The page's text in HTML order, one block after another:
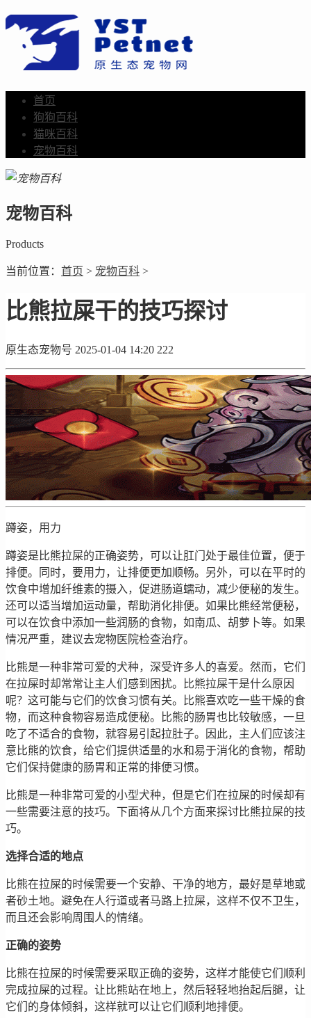
首页
狗狗百科
猫咪百科
宠物百科
宠物百科
Products
当前位置： 首页 > 宠物百科 >
比熊拉屎干的技巧探讨
原生态宠物号 2025-01-04 14:20 222
蹲姿，用力
蹲姿是比熊拉屎的正确姿势，可以让肛门处于最佳位置，便于
排便。同时，要用力，让排便更加顺畅。另外，可以在平时的
饮食中增加纤维素的摄入，促进肠道蠕动，减少便秘的发生。
还可以适当增加运动量，帮助消化排便。如果比熊经常便秘，
可以在饮食中添加一些润肠的食物，如南瓜、胡萝卜等。如果
情况严重，建议去宠物医院检查治疗。
比熊是一种非常可爱的犬种，深受许多人的喜爱。然而，它们
在拉屎时却常常让主人们感到困扰。比熊拉屎干是什么原因
呢？这可能与它们的饮食习惯有关。比熊喜欢吃一些干燥的食
物，而这种食物容易造成便秘。比熊的肠胃也比较敏感，一旦
吃了不适合的食物，就容易引起拉肚子。因此，主人们应该注
意比熊的饮食，给它们提供适量的水和易于消化的食物，帮助
它们保持健康的肠胃和正常的排便习惯。
比熊是一种非常可爱的小型犬种，但是它们在拉屎的时候却有
一些需要注意的技巧。下面将从几个方面来探讨比熊拉屎的技
巧。
选择合适的地点
比熊在拉屎的时候需要一个安静、干净的地方，最好是草地或
者砂土地。避免在人行道或者马路上拉屎，这样不仅不卫生，
而且还会影响周围人的情绪。
正确的姿势
比熊在拉屎的时候需要采取正确的姿势，这样才能使它们顺利
完成拉屎的过程。让比熊站在地上，然后轻轻地抬起后腿，让
它们的身体倾斜，这样就可以让它们顺利地排便。